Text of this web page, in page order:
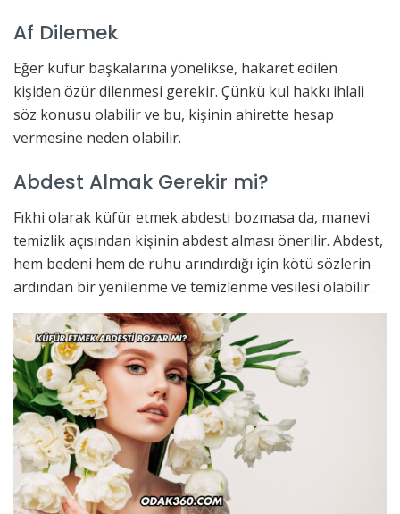
Af Dilemek
Eğer küfür başkalarına yönelikse, hakaret edilen
kişiden özür dilenmesi gerekir. Çünkü kul hakkı ihlali
söz konusu olabilir ve bu, kişinin ahirette hesap
vermesine neden olabilir.
Abdest Almak Gerekir mi?
Fıkhi olarak küfür etmek abdesti bozmasa da, manevi
temizlik açısından kişinin abdest alması önerilir. Abdest,
hem bedeni hem de ruhu arındırdığı için kötü sözlerin
ardından bir yenilenme ve temizlenme vesilesi olabilir.